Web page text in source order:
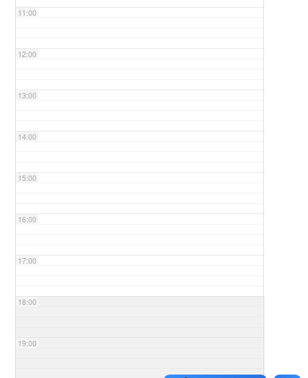
11:00
12:00
13:00
14:00
15:00
16:00
17:00
18:00
19:00